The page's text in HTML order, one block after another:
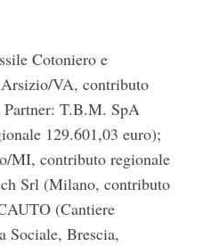
Cotoniero e
VA, contributo
Partner: T.B.M. SpA
129.601,03 euro);
MI, contributo regionale
Srl (Milano, contributo
(Cantiere
Sociale, Brescia,